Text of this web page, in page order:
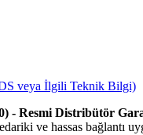
veya İlgili Teknik Bilgi)
- Resmi Distribütör
ve hassas bağlantı